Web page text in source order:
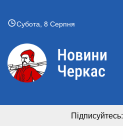
Субота, 8 Серпня
Підписуйтесь: